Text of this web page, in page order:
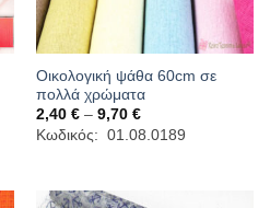
Οικολογική ψάθα 60cm σε
πολλά χρώματα
2,40 € – 9,70 €Price
range:
2,40 €
Κωδικός: 01.08.0189